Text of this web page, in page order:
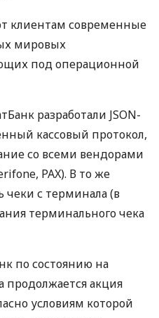
клиентам современные
мировых
под операционной
разработали JSON-
кассовый протокол,
со всеми вендорами
PAX). В то же
чеки с терминала (в
терминального чека
по состоянию на
продолжается акция
условиям которой